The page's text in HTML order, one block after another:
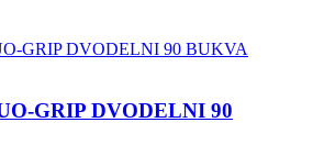
GRIP DVODELNI 90